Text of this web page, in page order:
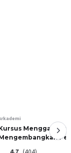
apa yang
Menggali dan